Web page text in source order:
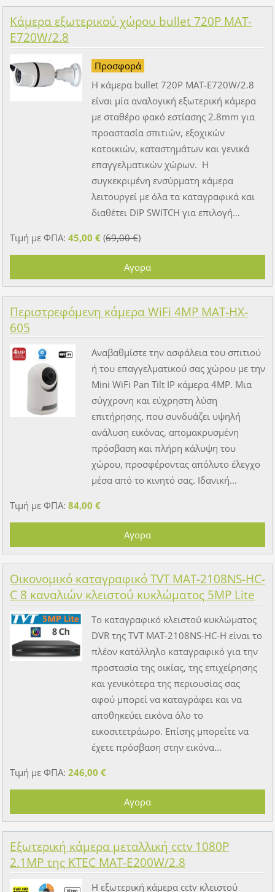
Κάμερα εξωτερικού χώρου bullet 720P MAT-
E720W/2.8
Προσφορά
Η κάμερα bullet 720P MAT-E720W/2.8
είναι μία αναλογική εξωτερική κάμερα
με σταθέρο φακό εστίασης 2.8mm για
προαστασία σπιτιών, εξοχικών
κατοικιών, καταστημάτων και γενικά
επαγγελματικών χώρων. Η
συγκεκριμένη ενσύρματη κάμερα
λειτουργεί με όλα τα καταγραφικά και
διαθέτει DIP SWITCH για επιλογή...
Τιμή με ΦΠΑ: 45,00 €(69,00 €)
Περιστρεφόμενη κάμερα WiFi 4MP MAT-HX-
605
Αναβαθμίστε την ασφάλεια του σπιτιού
ή του επαγγελματικού σας χώρου με την
Mini WiFi Pan Tilt IP κάμερα 4MP. Μια
σύγχρονη και εύχρηστη λύση
επιτήρησης, που συνδυάζει υψηλή
ανάλυση εικόνας, απομακρυσμένη
πρόσβαση και πλήρη κάλυψη του
χώρου, προσφέροντας απόλυτο έλεγχο
μέσα από το κινητό σας. Ιδανική...
Τιμή με ΦΠΑ: 84,00 €
Οικονομικό καταγραφικό TVT MAT-2108NS-HC-
C 8 καναλιών κλειστού κυκλώματος 5MP Lite
Το καταγραφικό κλειστού κυκλώματος
DVR της TVT MAT-2108NS-HC-H είναι το
πλέον κατάλληλο καταγραφικό για την
προστασία της οικίας, της επιχείρησης
και γενικότερα της περιουσίας σας
αφού μπορεί να καταγράφει και να
αποθηκεύει εικόνα όλο το
εικοσιτετράωρο. Επίσης μπορείτε να
έχετε πρόσβαση στην εικόνα...
Τιμή με ΦΠΑ: 246,00 €
Εξωτερική κάμερα μεταλλική cctv 1080P
2.1MP της KTEC MAT-E200W/2.8
Η εξωτερική κάμερα cctv κλειστού